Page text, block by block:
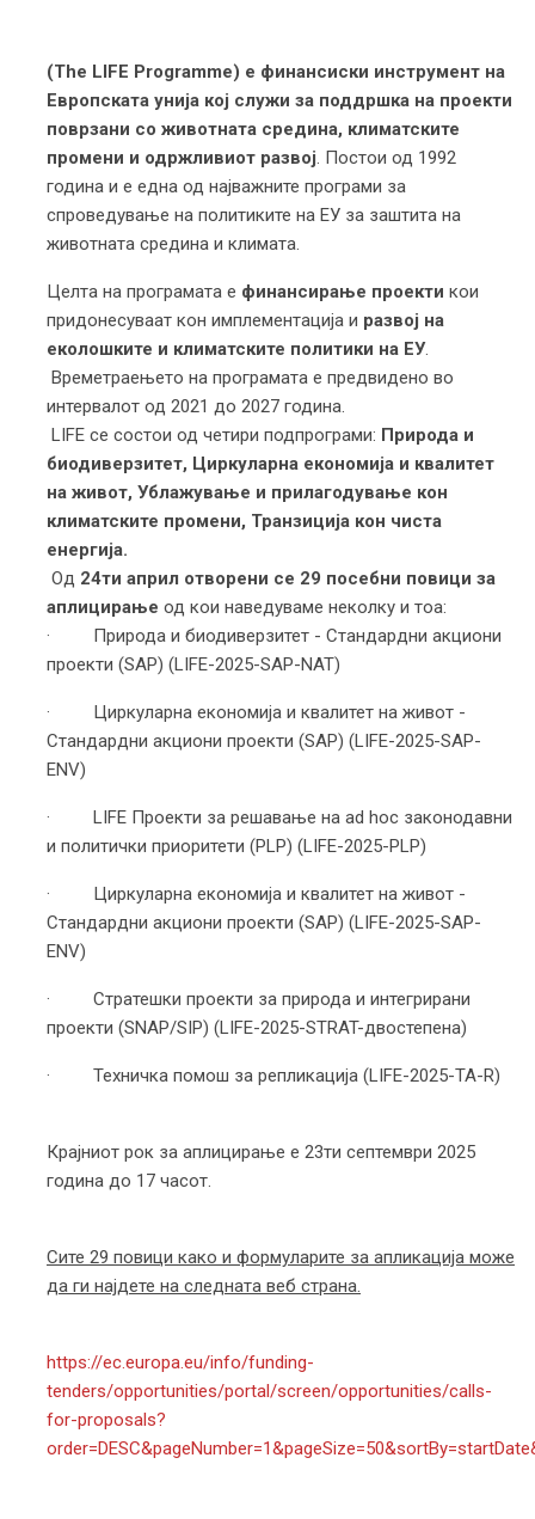
(The LIFE Programme) е финансиски инструмент на
Европската унија кој служи за поддршка на проекти
поврзани со животната средина, климатските
промени и одржливиот развој. Постои од 1992
година и е една од најважните програми за
спроведување на политиките на ЕУ за заштита на
животната средина и климата.
Целта на програмата е финансирање проекти кои
придонесуваат кон имплементација и развој на
еколошките и климатските политики на ЕУ.
Времетраењето на програмата е предвидено во
интервалот од 2021 до 2027 година.
LIFE се состои од четири подпрограми: Природа и
биодиверзитет, Циркуларна економија и квалитет
на живот, Ублажување и прилагодување кон
климатските промени, Транзиција кон чиста
енергија.
Од 24ти април отворени се 29 посебни повици за
аплицирање од кои наведуваме неколку и тоа:
· Природа и биодиверзитет - Стандардни акциони
проекти (SAP) (LIFE-2025-SAP-NAT)
· Циркуларна економија и квалитет на живот -
Стандардни акциони проекти (SAP) (LIFE-2025-SAP-
ENV)
· LIFE Проекти за решавање на ad hoc законодавни
и политички приоритети (PLP) (LIFE-2025-PLP)
· Циркуларна економија и квалитет на живот -
Стандардни акциони проекти (SAP) (LIFE-2025-SAP-
ENV)
· Стратешки проекти за природа и интегрирани
проекти (SNAP/SIP) (LIFE-2025-STRAT-двостепена)
· Техничка помош за репликација (LIFE-2025-TA-R)
Крајниот рок за аплицирање е 23ти септември 2025
година до 17 часот.
Сите 29 повици како и формуларите за апликација може
да ги најдете на следната веб страна.
https://ec.europa.eu/info/funding-
tenders/opportunities/portal/screen/opportunities/calls-
for-proposals?